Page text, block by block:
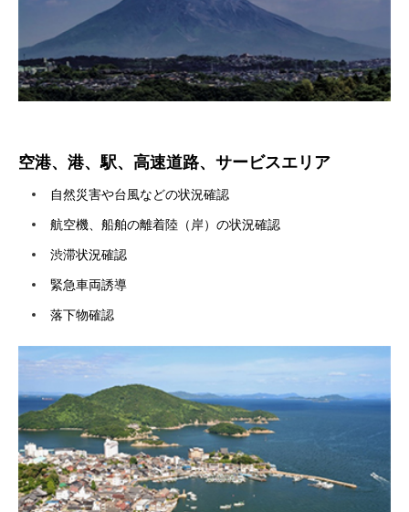
空港、港、駅、高速道路、サービスエリア
自然災害や台風などの状況確認
航空機、船舶の離着陸（岸）の状況確認
渋滞状況確認
緊急車両誘導
落下物確認